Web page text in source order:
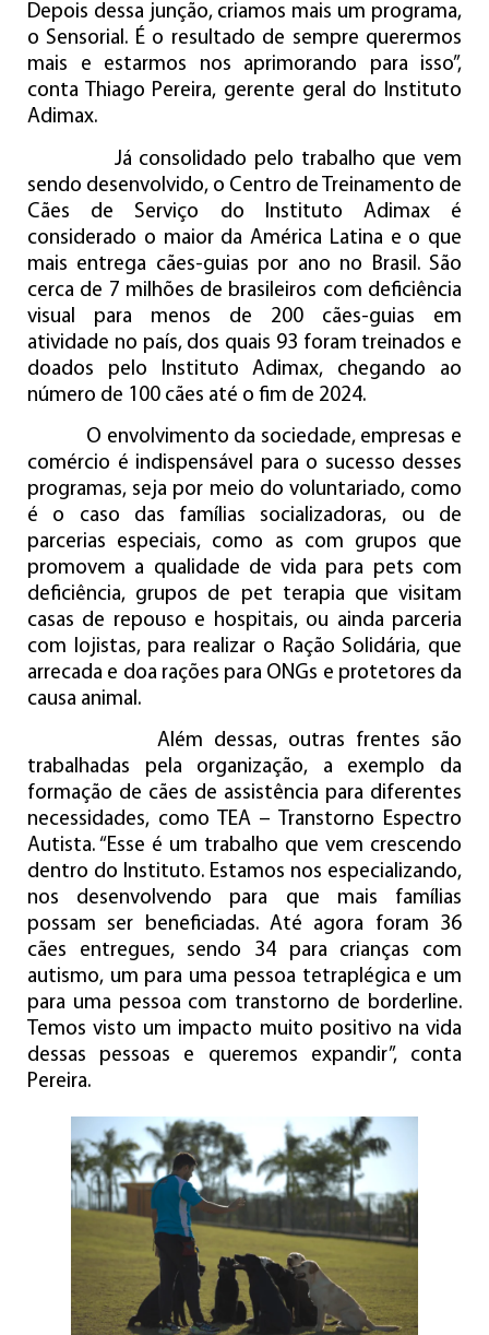
Depois dessa junção, criamos mais um programa,
o Sensorial. É o resultado de sempre querermos
mais e estarmos nos aprimorando para isso”,
conta Thiago Pereira, gerente geral do Instituto
Adimax.
Já consolidado pelo trabalho que vem
sendo desenvolvido, o Centro de Treinamento de
Cães de Serviço do Instituto Adimax é
considerado o maior da América Latina e o que
mais entrega cães-guias por ano no Brasil. São
cerca de 7 milhões de brasileiros com deficiência
visual para menos de 200 cães-guias em
atividade no país, dos quais 93 foram treinados e
doados pelo Instituto Adimax, chegando ao
número de 100 cães até o fim de 2024.
O envolvimento da sociedade, empresas e
comércio é indispensável para o sucesso desses
programas, seja por meio do voluntariado, como
é o caso das famílias socializadoras, ou de
parcerias especiais, como as com grupos que
promovem a qualidade de vida para pets com
deficiência, grupos de pet terapia que visitam
casas de repouso e hospitais, ou ainda parceria
com lojistas, para realizar o Ração Solidária, que
arrecada e doa rações para ONGs e protetores da
causa animal.
Além dessas, outras frentes são
trabalhadas pela organização, a exemplo da
formação de cães de assistência para diferentes
necessidades, como TEA – Transtorno Espectro
Autista. “Esse é um trabalho que vem crescendo
dentro do Instituto. Estamos nos especializando,
nos desenvolvendo para que mais famílias
possam ser beneficiadas. Até agora foram 36
cães entregues, sendo 34 para crianças com
autismo, um para uma pessoa tetraplégica e um
para uma pessoa com transtorno de borderline.
Temos visto um impacto muito positivo na vida
dessas pessoas e queremos expandir”, conta
Pereira.